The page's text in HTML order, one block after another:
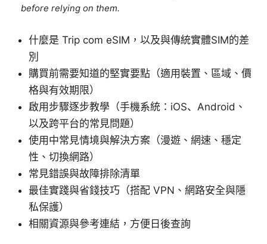
before relying on them.
什麼是 Trip com eSIM，以及與傳統實體SIM的差
別
購買前需要知道的堅實要點（適用裝置、區域、價
格與有效期限）
啟用步驟逐步教學（手機系統：iOS、Android、
以及跨平台的常見問題）
使用中常見情境與解決方案（漫遊、網速、穩定
性、切換網路）
常見錯誤與故障排除清單
最佳實踐與省錢技巧（搭配 VPN、網路安全與隱
私保護）
相關資源與參考連結，方便日後查詢